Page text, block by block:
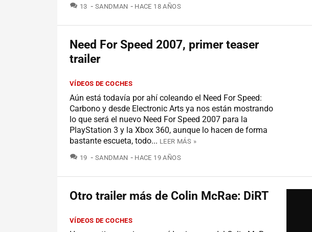
13 COMENTARIOS
SANDMAN HACE 18 AÑOS
Need For Speed 2007, primer teaser
trailer
VÍDEOS DE COCHES
Aún está todavía por ahí coleando el Need For Speed:
Carbono y desde Electronic Arts ya nos están mostrando
lo que será el nuevo Need For Speed 2007 para la
PlayStation 3 y la Xbox 360, aunque lo hacen de forma
bastante escueta, todo... LEER MÁS »
19 COMENTARIOS
SANDMAN HACE 19 AÑOS
Otro trailer más de Colin McRae: DiRT
VÍDEOS DE COCHES